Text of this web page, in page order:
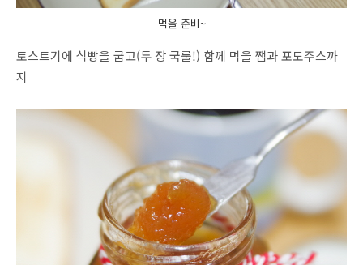
먹을 준비~
토스트기에 식빵을 굽고(두 장 국룰!) 함께 먹을 쨈과 포도주스까
지